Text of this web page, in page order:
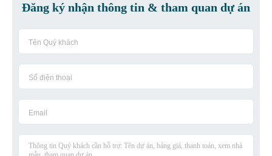
Đăng ký nhận thông tin & tham quan dự án